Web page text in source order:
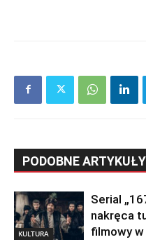
PODOBNE ARTYKUŁY
KULTURA
Serial
nakręca
filmowy